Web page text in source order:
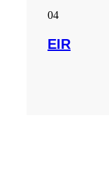
04
EIR